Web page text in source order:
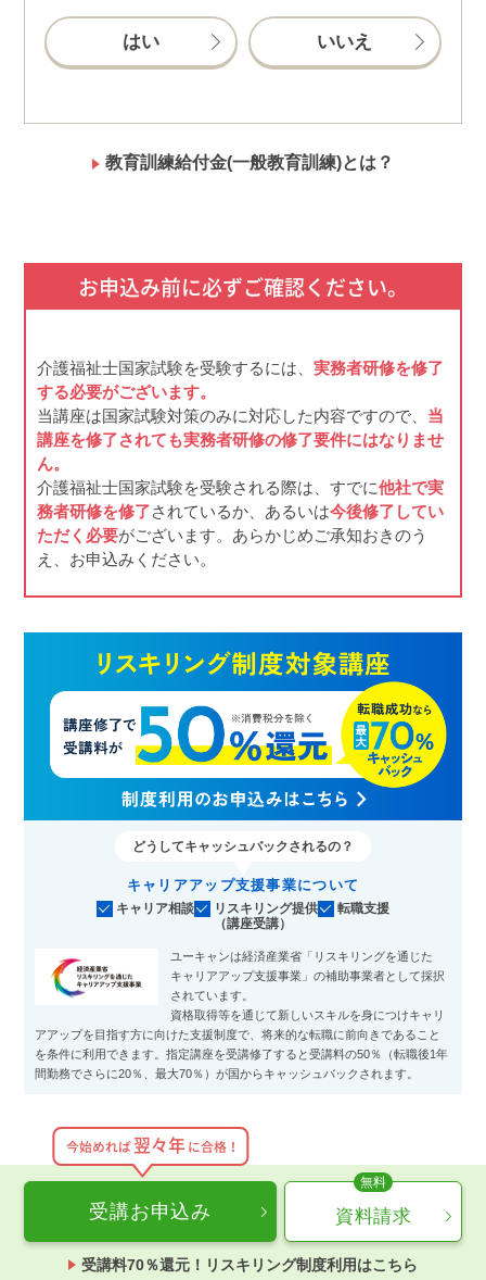
はい いいえ
教育訓練給付金(一般教育訓練)とは？
お申込み前に必ずご確認ください。
介護福祉士国家試験を受験するには、実務者研修を修了
する必要がございます。
当講座は国家試験対策のみに対応した内容ですので、 当
講座を修了されても実務者研修の修了要件にはなりませ
ん。
介護福祉士国家試験を受験される際は、すでに他社で実
務者研修を修了されているか、あるいは今後修了してい
ただく必要がございます。あらかじめご承知おきのう
え、お申込みください。
どうしてキャッシュバックされるの？
キャリアアップ支援事業について
キャリア相談
リスキリング提供
（講座受講）
転職支援
ユーキャンは経済産業省「リスキリングを通じた
キャリアアップ支援事業」の補助事業者として採択
されています。
資格取得等を通じて新しいスキルを身につけキャリ
アアップを目指す方に向けた支援制度で、将来的な転職に前向きであること
を条件に利用できます。指定講座を受講修了すると受講料の50％（転職後1年
間勤務でさらに20％、最大70％）が国からキャッシュバックされます。
受講お申込み
今始めれば翌々年に合格！
資料請求
受講料70％還元！リスキリング制度利用はこちら